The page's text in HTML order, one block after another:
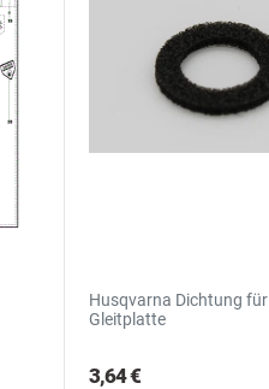
Husqvarna Dichtung für
Gleitplatte
3,64 €